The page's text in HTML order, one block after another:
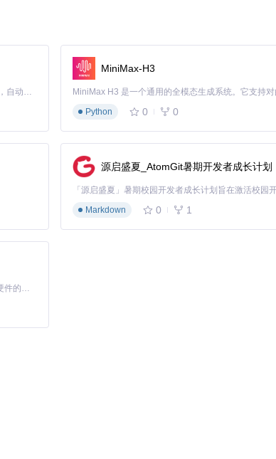
特性建议"三类，承诺24小时内响应bug报告，72小时内提供
的效率标准。无论是处理百万级订单数据的电商平台，还
Claude Code 的开源替代方案。连接任意大模型，编辑代码，运行命令，自动验证 — 全自动执行。用 Rust 构建，极致性能。 ｜ An open-source alternative to Claude Code. Connect any LLM, edit code, run commands, and verify changes — autonomously. Built in Rust for speed. Get Started
MiniMax-H3
Python
0 0
源启盛夏_AtomGit暑期开发者成长计划
Markdown
0 1
基于Python的Xiaozhi AI，适用于想要完整Xiaozhi体验而无需拥有专用硬件的用户。